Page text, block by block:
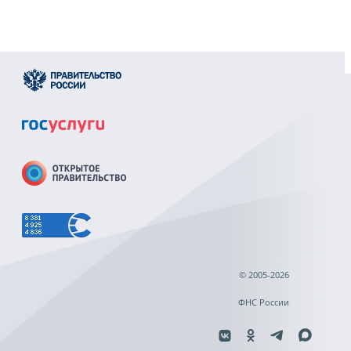
© 2005-2026
ФНС России